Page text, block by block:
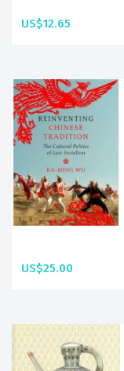
US$12.65
US$25.00